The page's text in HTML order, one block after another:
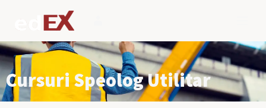
Cursuri Speolog Utilitar